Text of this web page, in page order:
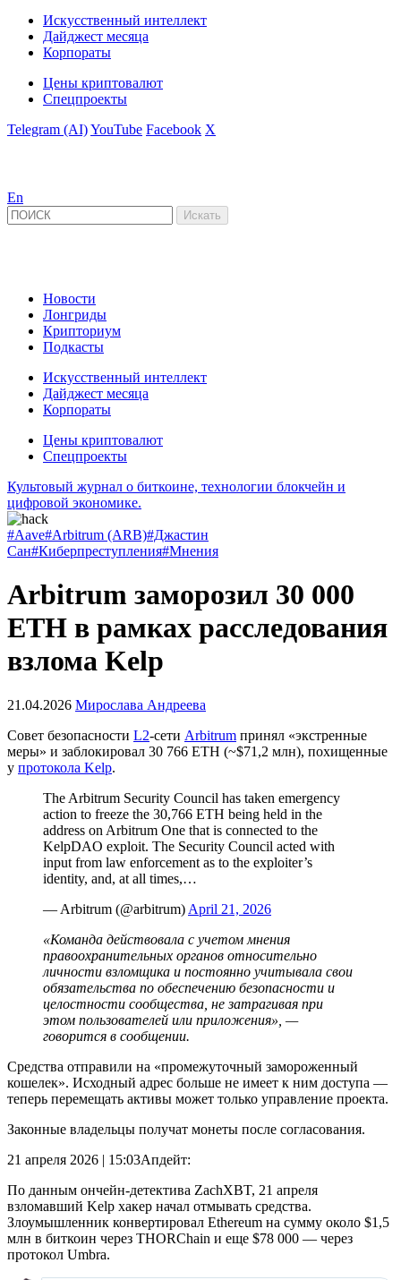
Искусственный интеллект
Дайджест месяца
Корпораты
Цены криптовалют
Спецпроекты
Telegram (AI)YouTube Facebook X
En
Новости
Лонгриды
Крипториум
Подкасты
Искусственный интеллект
Дайджест месяца
Корпораты
Цены криптовалют
Спецпроекты
Культовый журнал о биткоине, технологии блокчейн и
цифровой экономике.
#Aave#Arbitrum (ARB)#Джастин
Сан#Киберпреступления#Мнения
Arbitrum заморозил 30 000
ETH в рамках расследования
взлома Kelp
21.04.2026 Мирослава Андреева
Совет безопасности L2-сети Arbitrum принял «экстренные
меры» и заблокировал 30 766 ETH (~$71,2 млн), похищенные
у протокола Kelp.
The Arbitrum Security Council has taken emergency
action to freeze the 30,766 ETH being held in the
address on Arbitrum One that is connected to the
KelpDAO exploit. The Security Council acted with
input from law enforcement as to the exploiter’s
identity, and, at all times,…
— Arbitrum (@arbitrum) April 21, 2026
«Команда действовала с учетом мнения
правоохранительных органов относительно
личности взломщика и постоянно учитывала свои
обязательства по обеспечению безопасности и
целостности сообщества, не затрагивая при
этом пользователей или приложения», —
говорится в сообщении.
Средства отправили на «промежуточный замороженный
кошелек». Исходный адрес больше не имеет к ним доступа —
теперь перемещать активы может только управление проекта.
Законные владельцы получат монеты после согласования.
21 апреля 2026 | 15:03Апдейт:
По данным ончейн-детектива ZachXBT, 21 апреля
взломавший Kelp хакер начал отмывать средства.
Злоумышленник конвертировал Ethereum на сумму около $1,5
млн в биткоин через THORChain и еще $78 000 — через
протокол Umbra.